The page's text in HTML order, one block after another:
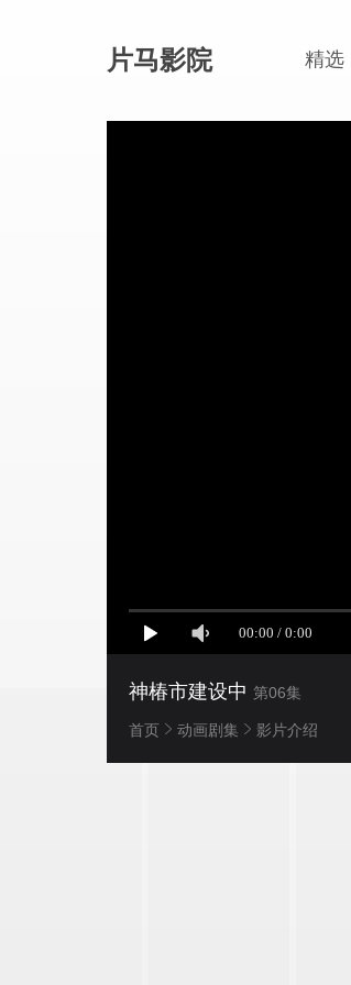
片马影院 精选
神椿市建设中 第06集
首页 动画剧集 影片介绍